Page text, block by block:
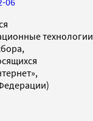
технологии